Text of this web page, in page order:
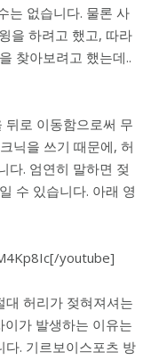
는 없습니다. 물론 사
을 하려고 했고, 따라
찾아보려고 했는데..
로 이동함으로써 무
닉을 쓰기 때문에, 허
다. 엄연히 말하면 젖
수 있습니다. 아래 영
youtube]
대 허리가 젖혀져셔는
가 발생하는 이유는
. 기르보이스포츠 방